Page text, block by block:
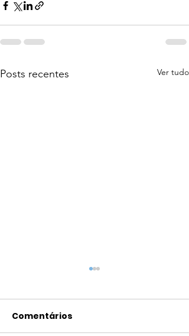
Posts recentes Ver tudo
Comentários